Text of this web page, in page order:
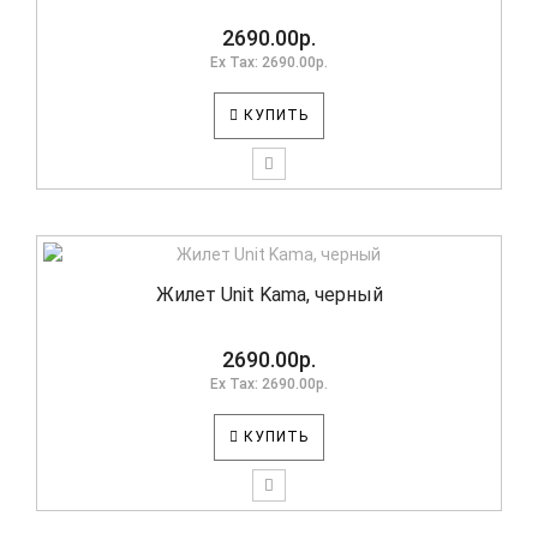
2690.00р.
Ex Tax: 2690.00р.
КУПИТЬ
Жилет Unit Kama, черный
2690.00р.
Ex Tax: 2690.00р.
КУПИТЬ